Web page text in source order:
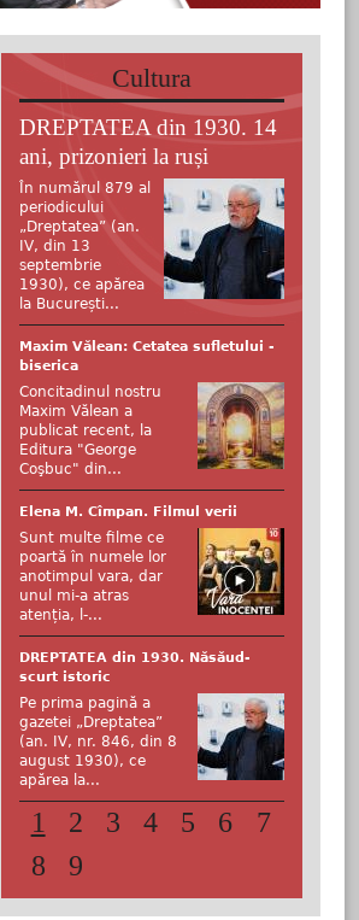
Cultura
DREPTATEA din 1930. 14
ani, prizonieri la ruși
În numărul 879 al
periodicului
„Dreptatea” (an.
IV, din 13
septembrie
1930), ce apărea
la București...
Maxim Vălean: Cetatea sufletului -
biserica
Concitadinul nostru
Maxim Vălean a
publicat recent, la
Editura "George
Coşbuc" din...
Elena M. Cîmpan. Filmul verii
Sunt multe filme ce
poartă în numele lor
anotimpul vara, dar
unul mi-a atras
atenția, l-...
DREPTATEA din 1930. Năsăud-
scurt istoric
Pe prima pagină a
gazetei „Dreptatea”
(an. IV, nr. 846, din 8
august 1930), ce
apărea la...
1 2 3 4 5 6
7
8
9